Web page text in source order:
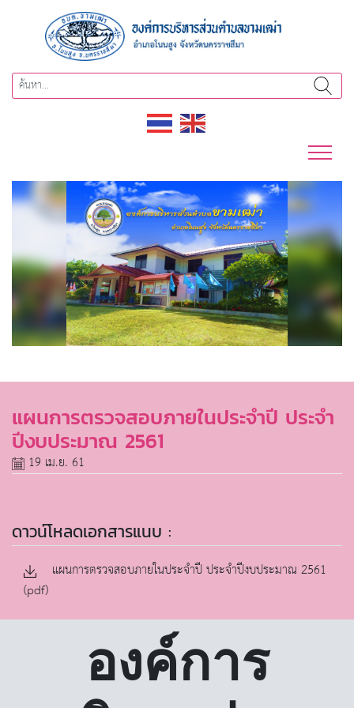
แผนการตรวจสอบภายในประจำปี ประจำ
ปีงบประมาณ 2561
19 เม.ย. 61
ดาวน์โหลดเอกสารแนบ :
แผนการตรวจสอบภายในประจำปี ประจำปีงบประมาณ 2561
(pdf)
องค์การ